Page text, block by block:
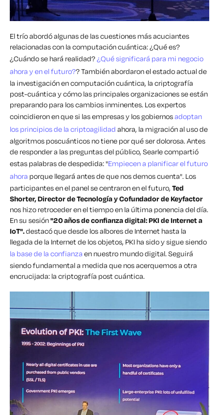
El trío abordó algunas de las cuestiones más acuciantes
relacionadas con la computación cuántica: ¿Qué es?
¿Cuándo se hará realidad?¿Qué significará para mi negocio
ahora y en el futuro?? También abordaron el estado actual de
la investigación en computación cuántica, la criptografía
post-cuántica y cómo las principales organizaciones se están
preparando para los cambios inminentes. Los expertos
coincidieron en que si las empresas y los gobiernosadoptan
los principios de la criptoagilidad ahora, la migración al uso de
algoritmos poscuánticos no tiene por qué ser dolorosa. Antes
de responder a las preguntas del público, Searle compartió
estas palabras de despedida:"Empiecen a planificar el futuro
ahora porque llegará antes de que nos demos cuenta". Los
participantes en el panel se centraron en el futuro, Ted
Shorter, Director de Tecnología y Cofundador de Keyfactor
nos hizo retroceder en el tiempo en la última ponencia del día.
En su sesión"20 años de confianza digital: PKI de Internet a
IoT".destacó que desde los albores de Internet hasta la
llegada de la Internet de los objetos, PKI ha sido y sigue siendo
la base de la confianza en nuestro mundo digital. Seguirá
siendo fundamental a medida que nos acerquemos a otra
encrucijada: la criptografía post cuántica.